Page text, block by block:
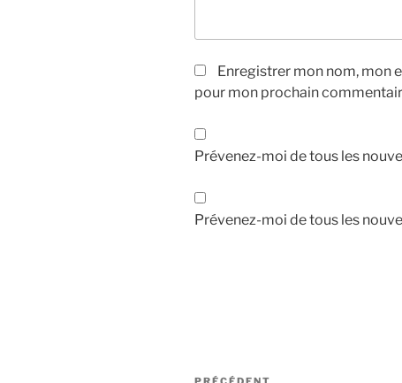
Enregistrer mon nom, mon
pour mon prochain
Prévenez-moi de tous les
Prévenez-moi de tous les
Navigation